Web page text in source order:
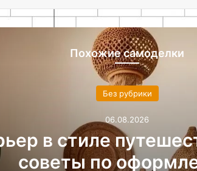
Похожие самоделки
Без рубрики
06.08.2026
в стиле
советы по